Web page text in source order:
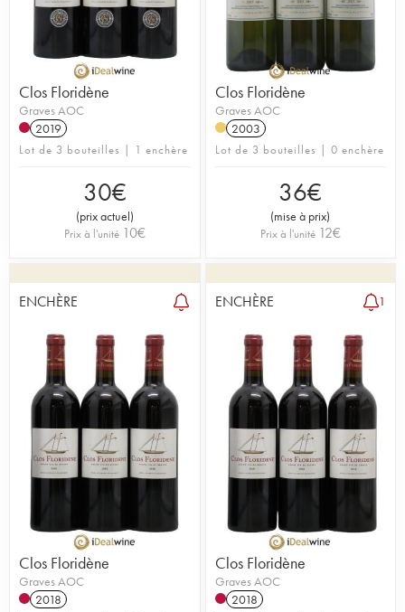
Clos Floridène
Graves AOC
2019
Lot de 3 bouteilles | 1 enchère
30€
(prix actuel)
Prix à l'unité 10€
Clos Floridène
Graves AOC
2003
Lot de 3 bouteilles | 0 enchère
36€
(mise à prix)
Prix à l'unité 12€
ENCHÈRE
Clos Floridène
Graves AOC
2018
ENCHÈRE 1
Clos Floridène
Graves AOC
2018